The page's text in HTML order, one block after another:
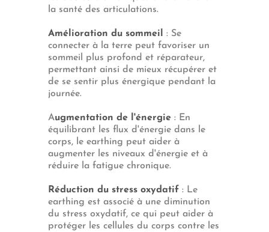
la santé des articulations.
Amélioration du sommeil
: Se
connecter à la terre peut favoriser un
sommeil plus profond et réparateur,
permettant ainsi de mieux récupérer et
de se sentir plus énergique pendant la
journée.
Augmentation de l'énergie : En
équilibrant les flux d'énergie dans le
corps, le earthing peut aider à
augmenter les niveaux d'énergie et à
réduire la fatigue chronique.
Réduction du stress oxydatif : Le
earthing est associé à une diminution
du stress oxydatif, ce qui peut aider à
protéger les cellules du corps contre les